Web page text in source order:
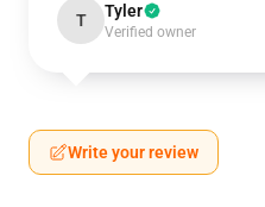
T Tyler
Verified owner
Write your review